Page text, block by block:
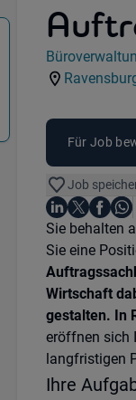
in
Jobdetails
Kategorie:
Standorte:
Für Job
Job
Teile diesen
Auf LinkedIn
Auf X teilen
Auf
Einleitung
Sie behalten
Sie eine
Wirtschaft
gestalten. In
eröffnen sich
langfristigen
Ihre